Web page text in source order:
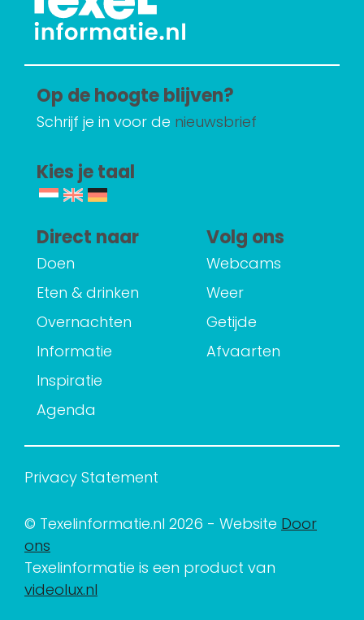
Op de hoogte blijven?
Schrijf je in voor de nieuwsbrief
Kies je taal
Direct naar
Doen
Eten & drinken
Overnachten
Informatie
Inspiratie
Agenda
Volg ons
Webcams
Weer
Getijde
Afvaarten
Privacy Statement
© Texelinformatie.nl 2026 - Website Door
ons
Texelinformatie is een product van
videolux.nl